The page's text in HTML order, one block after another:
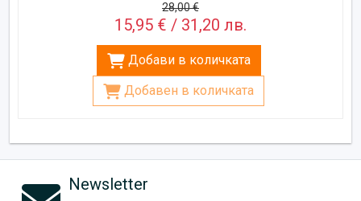
28,00 €
15,95 € / 31,20 лв.
Добави в количката
Добавен в количката
Newsletter